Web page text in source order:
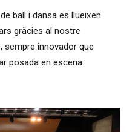
ball i dansa es llueixen
gràcies al nostre
innovador que
posada en escena.